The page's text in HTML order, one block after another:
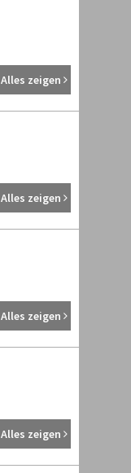
Alles zeigen
Alles zeigen
Alles zeigen
Alles zeigen